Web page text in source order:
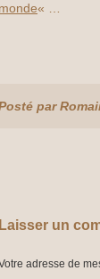
monde« …
par
Laisser un
adresse de